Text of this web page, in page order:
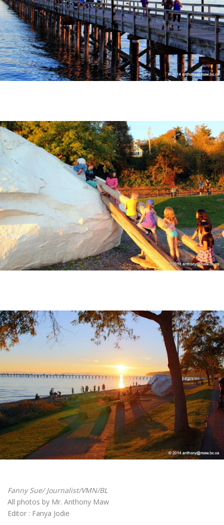
Fanny Sue/ Journalist/VMN/BL
All photos by Mr. Anthony Maw
Editor : Fanya Jodie